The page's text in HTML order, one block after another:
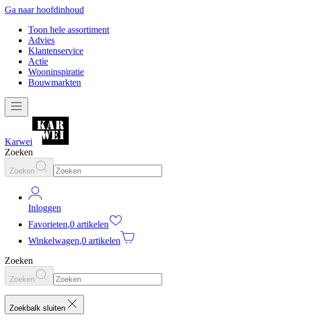
Ga naar hoofdinhoud
Toon hele assortiment
Advies
Klantenservice
Actie
Wooninspiratie
Bouwmarkten
Karwei
Zoeken
Zoeken
Inloggen
Favorieten,0 artikelen
Winkelwagen,0 artikelen
Zoeken
Zoeken
Zoekbalk sluiten